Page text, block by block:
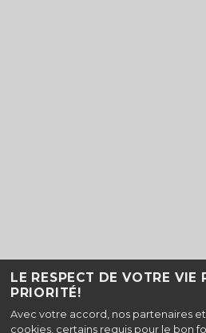
LE RESPECT DE VOTRE VIE
PRIORITÉ!
Avec votre accord, nos partenaires
cookies, certains requis pour le bon